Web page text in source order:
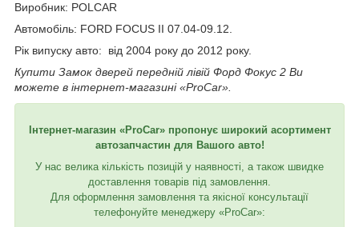
Виробник: POLCAR
Автомобіль: FORD FOCUS II 07.04-09.12.
Рік випуску авто: від 2004 року до 2012 року.
Купити Замок дверей передній лівій Форд Фокус 2 Ви
можете в інтернет-магазині «ProCar».
Інтернет-магазин «ProCar» пропонує широкий асортимент
автозапчастин для Вашого авто!
У нас велика кількість позицій у наявності, а також швидке
доставлення товарів під замовлення.
Для оформлення замовлення та якісної консультації
телефонуйте менеджеру «ProCar»: